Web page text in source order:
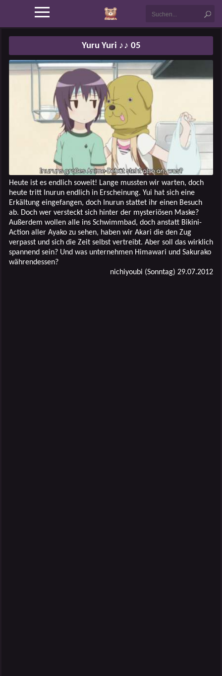
Yuru Yuri ♪♪ 05
Heute ist es endlich soweit! Lange mussten wir warten, doch
heute tritt Inurun endlich in Erscheinung. Yui hat sich eine
Erkältung eingefangen, doch Inurun stattet ihr einen Besuch
ab. Doch wer versteckt sich hinter der mysteriösen Maske?
Außerdem wollen alle ins Schwimmbad, doch anstatt Bikini-
Action aller Ayako zu sehen, haben wir Akari die den Zug
verpasst und sich die Zeit selbst vertreibt. Aber soll das wirklich
spannend sein? Und was unternehmen Himawari und Sakurako
währendessen?
nichiyoubi (Sonntag) 29.07.2012